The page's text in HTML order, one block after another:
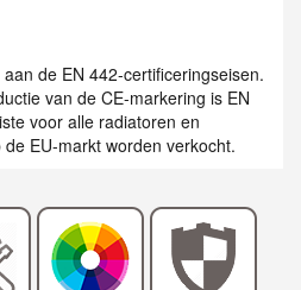
de EN 442-certificeringseisen.
van de CE-markering is EN
voor alle radiatoren en
EU-markt worden verkocht.